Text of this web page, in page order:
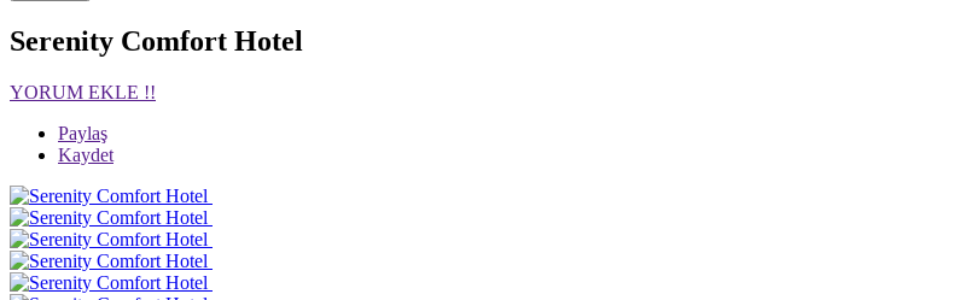
Serenity Comfort Hotel
YORUM EKLE !!
Paylaş
Kaydet